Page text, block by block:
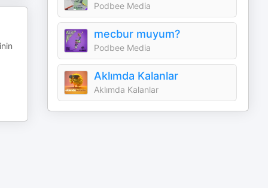
Podbee Media
mecbur muyum?
Podbee Media
Aklımda Kalanlar
Aklımda Kalanlar